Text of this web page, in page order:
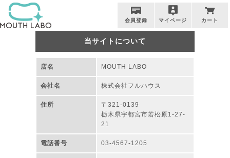
会員登録 マイページ カート
当サイトについて
店名 MOUTH LABO
会社名 株式会社フルハウス
住所
〒321-0139
栃木県宇都宮市若松原1-27-
21
電話番号 03-4567-1205